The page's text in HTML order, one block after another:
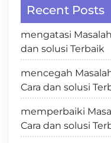
Recent Posts
mengatasi
dan solusi Terbaik
mencegah
Cara dan solusi
memperbaiki
Cara dan solusi